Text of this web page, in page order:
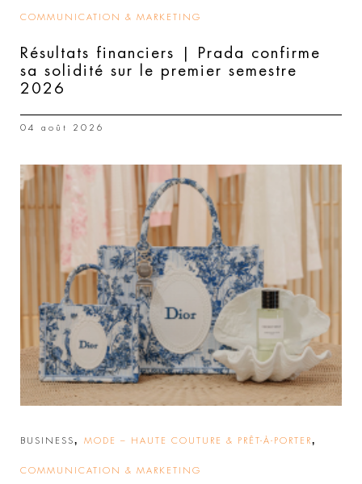
COMMUNICATION & MARKETING
Résultats financiers | Prada confirme
sa solidité sur le premier semestre
2026
04 août 2026
BUSINESS, MODE – HAUTE COUTURE & PRÊT-À-PORTER,
COMMUNICATION & MARKETING